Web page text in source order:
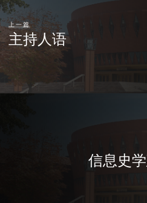
上一篇
主持人语
信息史